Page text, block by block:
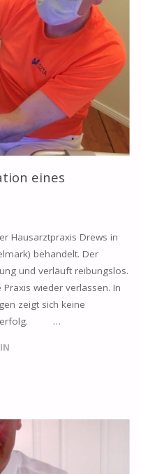
eines
Hausarztpraxis Drews in
behandelt. Der
und verläuft reibungslos.
wieder verlassen. In
zeigt sich keine
…